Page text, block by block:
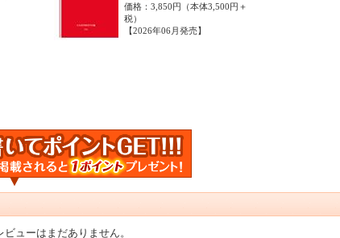
価格：3,850円（本体3,500円＋
税）
【2026年06月発売】
ューはまだありません。